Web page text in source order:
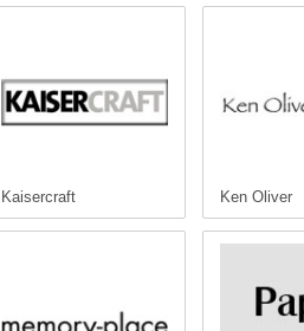
Kaisercraft Ken Oliver